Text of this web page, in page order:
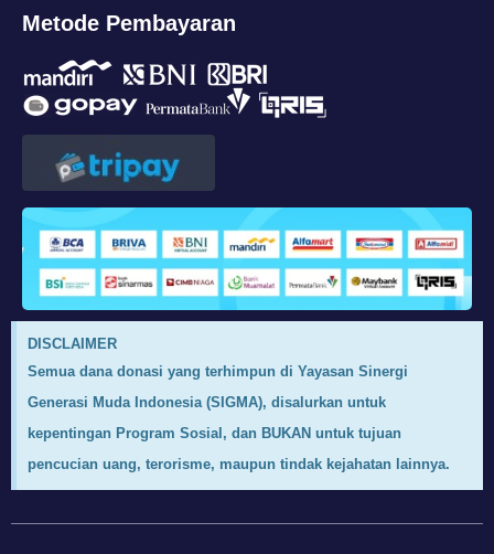
Metode Pembayaran
DISCLAIMER
Semua dana donasi yang terhimpun di Yayasan Sinergi
Generasi Muda Indonesia (SIGMA), disalurkan untuk
kepentingan Program Sosial, dan BUKAN untuk tujuan
pencucian uang, terorisme, maupun tindak kejahatan lainnya.